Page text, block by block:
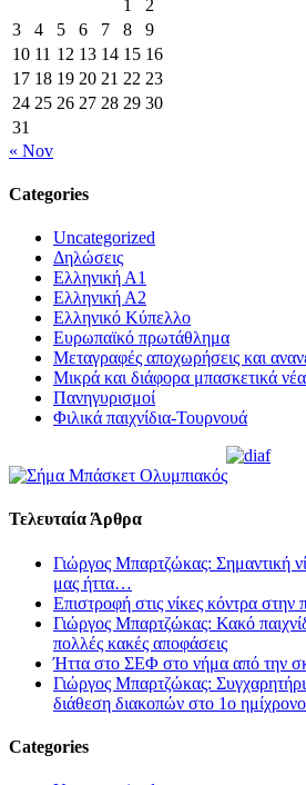
1
2
3
4 5 6 7 8
9
10 11 12 13 14 15 16
17 18 19 20 21 22 23
24 25 26 27 28 29 30
31
« Nov
Categories
Uncategorized
Δηλώσεις
Ελληνική Α1
Ελληνική Α2
Ελληνικό Κύπελλο
Ευρωπαϊκό πρωτάθλημα
Μεταγραφές αποχωρήσεις και
Μικρά και διάφορα μπασκετικά νέα
Πανηγυρισμοί
Φιλικά παιχνίδια-Τουρνουά
Τελευταία Άρθρα
Γιώργος Μπαρτζώκας: Σημαντική
μας ήττα…
Επιστροφή στις νίκες κόντρα
Γιώργος Μπαρτζώκας: Κακό
πολλές κακές αποφάσεις
Ήττα στο ΣΕΦ στο νήμα από την
Γιώργος Μπαρτζώκας:
διάθεση διακοπών στο 1ο
Categories